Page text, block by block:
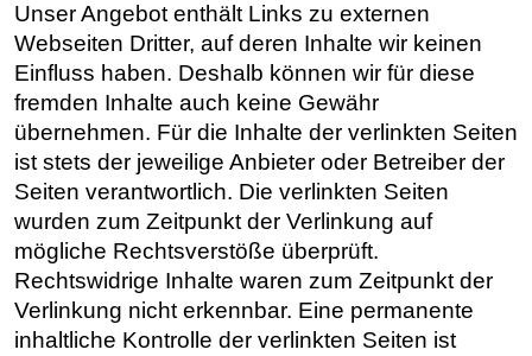
Unser Angebot enthält Links zu externen
Webseiten Dritter, auf deren Inhalte wir keinen
Einfluss haben. Deshalb können wir für diese
fremden Inhalte auch keine Gewähr
übernehmen. Für die Inhalte der verlinkten Seiten
ist stets der jeweilige Anbieter oder Betreiber der
Seiten verantwortlich. Die verlinkten Seiten
wurden zum Zeitpunkt der Verlinkung auf
mögliche Rechtsverstöße überprüft.
Rechtswidrige Inhalte waren zum Zeitpunkt der
Verlinkung nicht erkennbar. Eine permanente
inhaltliche Kontrolle der verlinkten Seiten ist